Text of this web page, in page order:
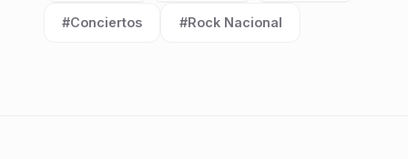
Etiqueta:
#Conciertos
Etiqueta:
#Rock Nacional